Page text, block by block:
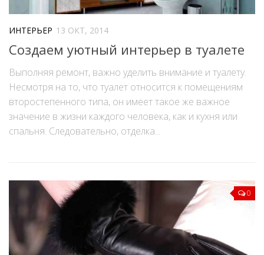
ИНТЕРЬЕР 13 ОКТ, 2014
Создаем уютный интерьер в туалете
Выполняя ремонт, важно уделить внимание и туалету.
Несмотря на то, что туалет относится к помещениям
второстепенного типа, он имеет такое же важное
значение в жизни каждого человека, как и кухня или
спальня. Следовательно, отделка...
0